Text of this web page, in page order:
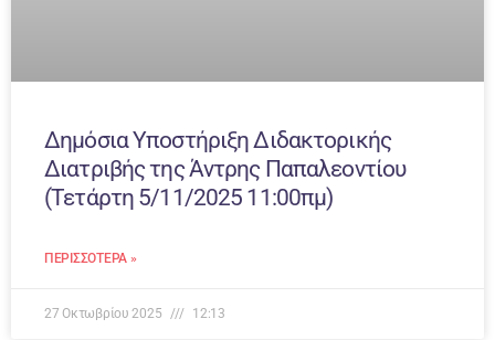
Δημόσια Υποστήριξη Διδακτορικής
Διατριβής της Άντρης Παπαλεοντίου
(Τετάρτη 5/11/2025 11:00πμ)
ΠΕΡΙΣΣΌΤΕΡΑ »
27 Οκτωβρίου 2025 12:13